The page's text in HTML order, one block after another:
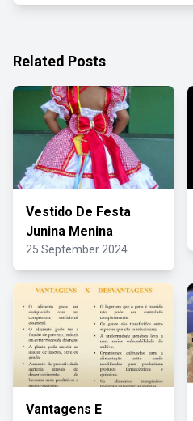
Related Posts
Vestido De Festa
Junina Menina
25 September 2024
Vantagens E